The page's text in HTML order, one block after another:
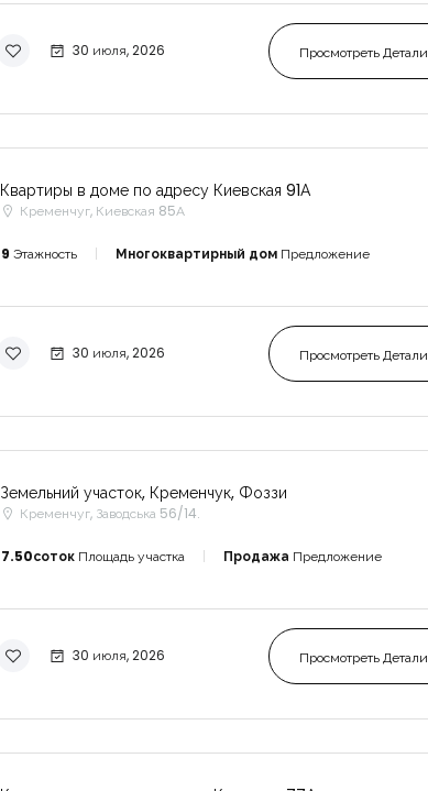
30 июля, 2026 Просмотреть Детали
Квартиры в доме по адресу Киевская 91А
Кременчуг, Киевская 85А
9 Этажность Многоквартирный дом Предложение
30 июля, 2026 Просмотреть Детали
Земельний участок, Кременчук, Фоззи
Кременчуг, Заводська 56/14.
7.50соток Площадь участка Продажа Предложение
30 июля, 2026 Просмотреть Детали